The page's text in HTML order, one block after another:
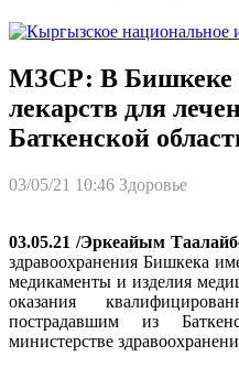
МЗСР: В Бишкеке
лекарств для
Баткенской
03/05/21 10:46 Здоровье
03.05.21 /Эркеайым
здравоохранения Бишкека
медикаменты и изделия
оказания
пострадавшим из
министерстве